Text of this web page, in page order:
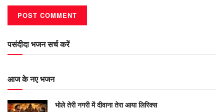
पसंदीदा भजन सर्च करें
आज के नए भजन
भोले तेरी नगरी में दीवाना तेरा आया लिरिक्स